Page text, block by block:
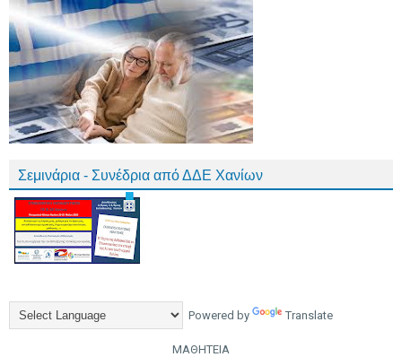
Σεμινάρια - Συνέδρια από ΔΔΕ Χανίων
Powered by Translate
ΜΑΘΗΤΕΙΑ